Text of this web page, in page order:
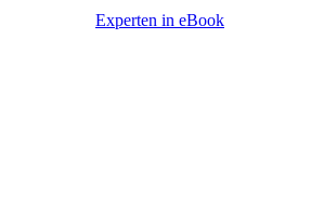
Experten in eBook